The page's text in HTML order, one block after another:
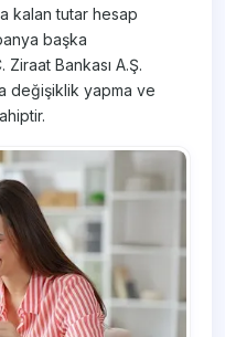
kalan tutar hesap
başka
Bankası A.Ş.
değişiklik yapma ve